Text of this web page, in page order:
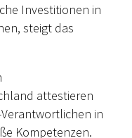
Investitionen in
steigt das
attestieren
in
Kompetenzen.